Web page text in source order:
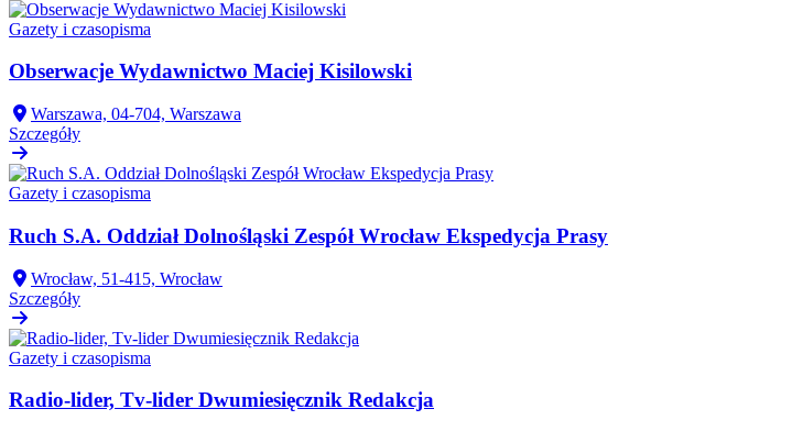
Gazety i czasopisma
Obserwacje Wydawnictwo Maciej Kisilowski
Warszawa, 04-704, Warszawa
Szczegóły
Gazety i czasopisma
Ruch S.A. Oddział Dolnośląski Zespół Wrocław Ekspedycja Prasy
Wrocław, 51-415, Wrocław
Szczegóły
Gazety i czasopisma
Radio-lider, Tv-lider Dwumiesięcznik Redakcja